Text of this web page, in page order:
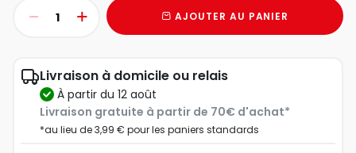
AJOUTER AU PANIER
Livraison à domicile ou relais
à partir du 12 août
Livraison gratuite à partir de 70€ d'achat*
*au lieu de 3,99 € pour les paniers standards